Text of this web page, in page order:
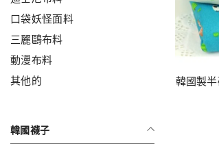
口袋妖怪面料
三麗鷗布料
動漫布料
其他的
韓國襪子
韓國製